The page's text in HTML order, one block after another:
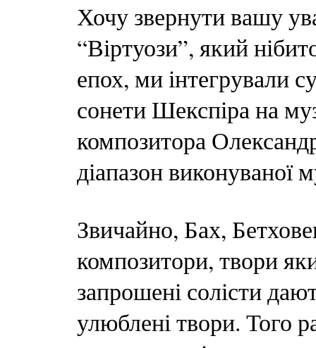
Хочу звернути вашу
“Віртуози”, який
епох, ми інтегрували
сонети Шекспіра на
композитора
діапазон виконуваної
Звичайно, Бах,
композитори, твори
запрошені солісти
улюблені твори. Того